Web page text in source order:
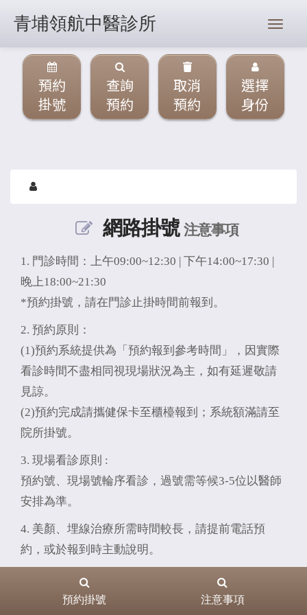
青埔領航中醫診所
預約
掛號
查詢
預約
取消
預約
選擇
身份
網路掛號注意事項
1. 門診時間：上午09:00~12:30 | 下午14:00~17:30 |
晚上18:00~21:30
*預約掛號，請在門診止掛時間前報到。
2. 預約原則：
(1)預約系統提供為「預約報到參考時間」，因實際
看診時間不盡相同視現場狀況為主，如有延遲敬請
見諒。
(2)預約完成請攜健保卡至櫃檯報到；系統額滿請至
院所掛號。
3. 現場看診原則 :
預約號、現場號輪序看診，過號需等候3-5位以醫師
安排為準。
4. 美顏、埋線治療所需時間較長，請提前電話預
約，或於報到時主動說明。
5. 歡迎多利用「看診進度」查詢，以利減少您的等
候時間。預約掛號 注意事項